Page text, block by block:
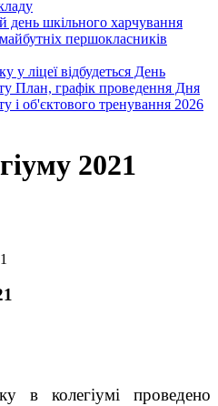
шкільного харчування
першокласників
у ліцеї відбудеться День
План, графік проведення Дня
і об'єктового тренування 2026
2021
колегіумі проведено